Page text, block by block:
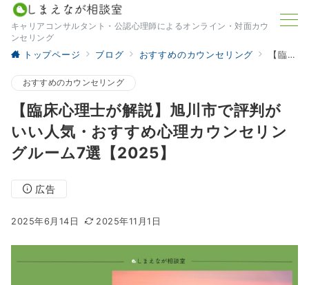
キャリアコンサルタント・公認心理師によるオンライン・対面カウ
ンセリング
トップページ ブログ おすすめのカウンセリング 【臨床心理士が解説】旭川市で評判がいい人気・おすすめ心理カウンセリングルーム7選【2025】
おすすめのカウンセリング
【臨床心理士が解説】旭川市で評判が
いい人気・おすすめ心理カウンセリン
グルーム7選【2025】
広告
2025年6月14日 2025年11月1日